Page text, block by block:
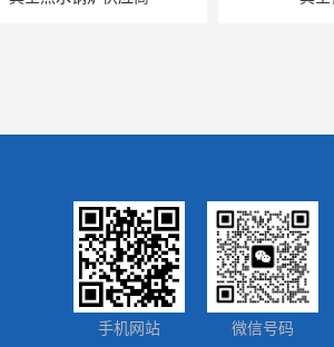
湿背式真空热水锅炉厂商 湿背
手机网站
微信号码